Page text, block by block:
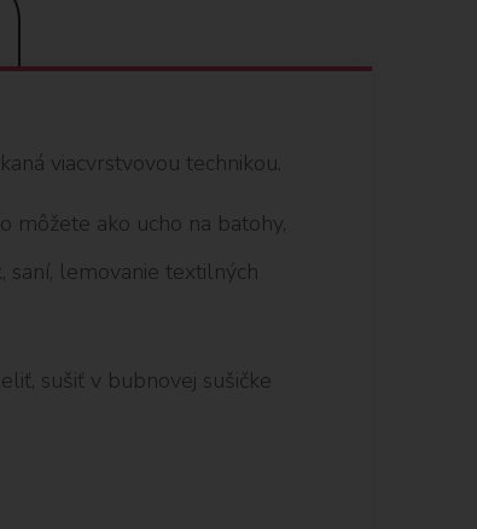
viacvrstvovou technikou.
môžete ako ucho na batohy,
saní, lemovanie textilných
sušiť v bubnovej sušičke